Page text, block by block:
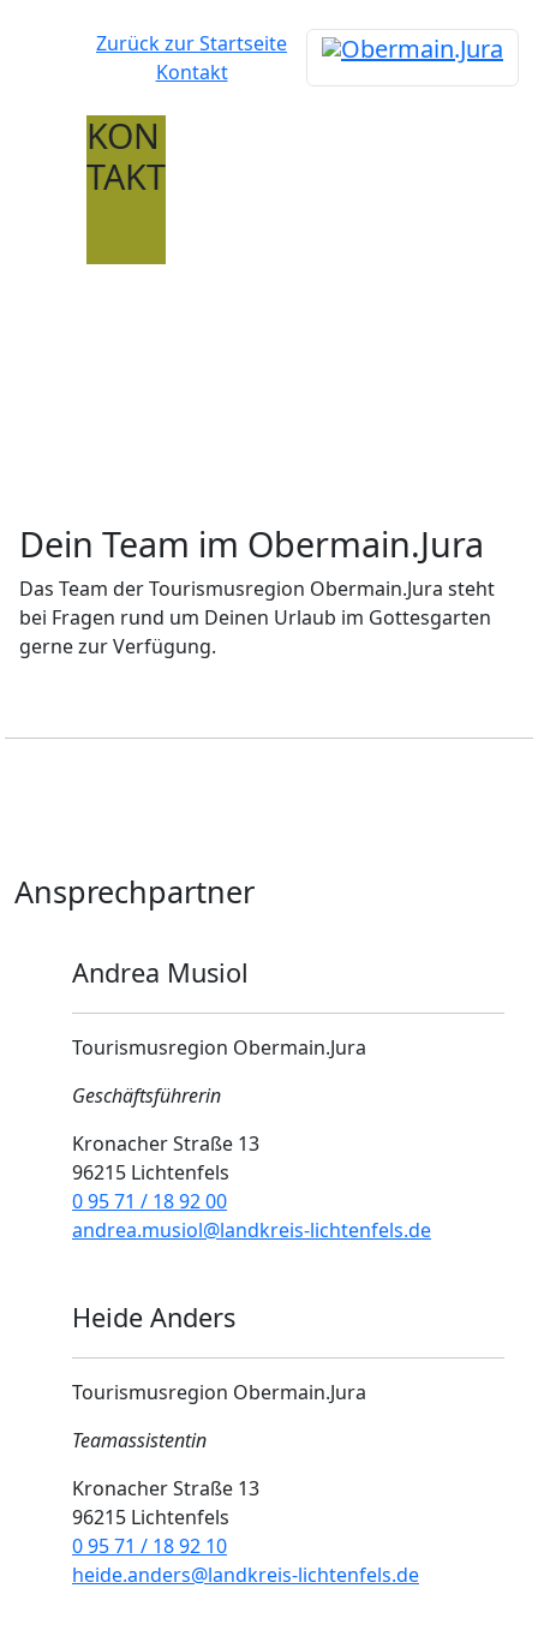
Zurück zur Startseite
Kontakt
KON
TAKT
Dein Team im Obermain.Jura
Das Team der Tourismusregion Obermain.Jura steht
bei Fragen rund um Deinen Urlaub im Gottesgarten
gerne zur Verfügung.
Ansprechpartner
Andrea Musiol
Tourismusregion Obermain.Jura
Geschäftsführerin
Kronacher Straße 13
96215 Lichtenfels
0 95 71 / 18 92 00
andrea.musiol@landkreis-lichtenfels.de
Heide Anders
Tourismusregion Obermain.Jura
Teamassistentin
Kronacher Straße 13
96215 Lichtenfels
0 95 71 / 18 92 10
heide.anders@landkreis-lichtenfels.de